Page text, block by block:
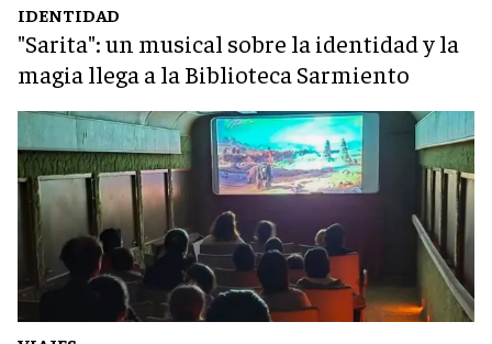
IDENTIDAD
"Sarita": un musical sobre la identidad y la
magia llega a la Biblioteca Sarmiento